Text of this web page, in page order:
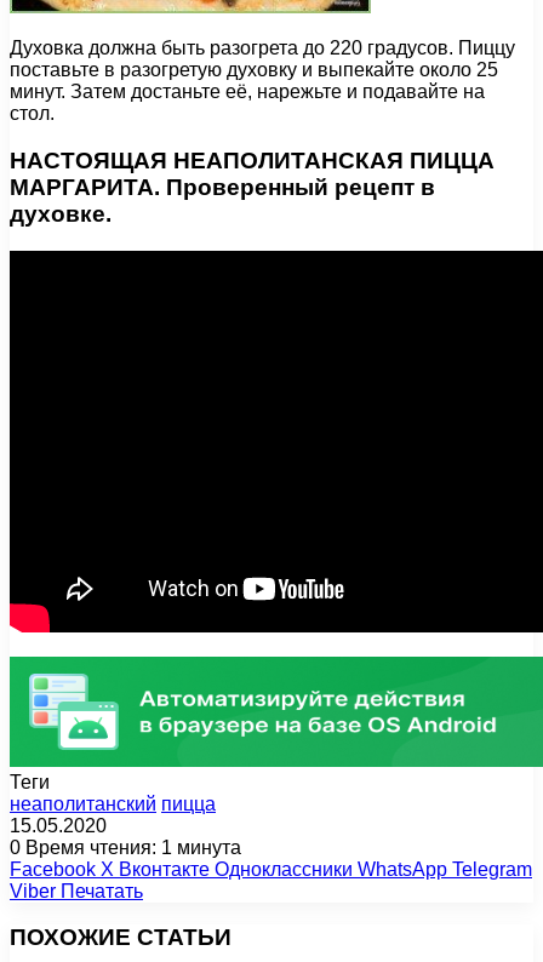
Духовка должна быть разогрета до 220 градусов. Пиццу
поставьте в разогретую духовку и выпекайте около 25
минут. Затем достаньте её, нарежьте и подавайте на
стол.
НАСТОЯЩАЯ НЕАПОЛИТАНСКАЯ ПИЦЦА
МАРГАРИТА. Проверенный рецепт в
духовке.
Теги
неаполитанский пицца
15.05.2020
0 Время чтения: 1 минута
Facebook X Вконтакте Одноклассники WhatsApp Telegram
Viber Печатать
ПОХОЖИЕ СТАТЬИ